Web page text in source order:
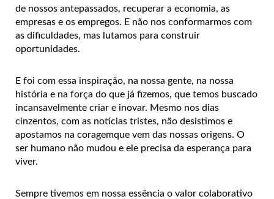
de nossos antepassados, recuperar a economia, as
empresas e os empregos. E não nos conformarmos com
as dificuldades, mas lutamos para construir
oportunidades.
E foi com essa inspiração, na nossa gente, na nossa
história e na força do que já fizemos, que temos buscado
incansavelmente criar e inovar. Mesmo nos dias
cinzentos, com as notícias tristes, não desistimos e
apostamos na coragemque vem das nossas origens. O
ser humano não mudou e ele precisa da esperança para
viver.
Sempre tivemos em nossa essência o valor colaborativo